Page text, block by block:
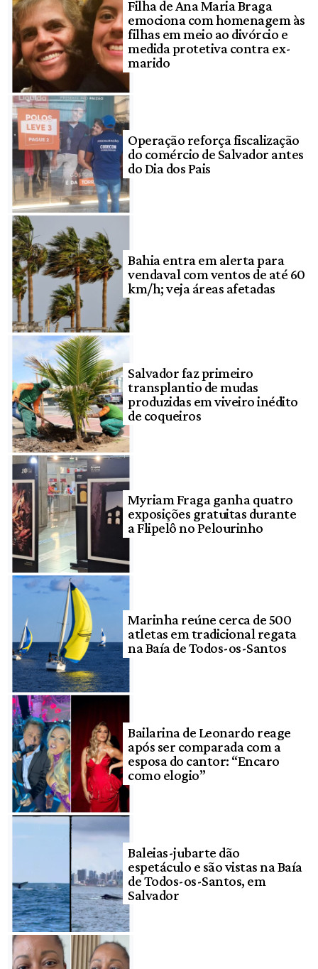
Filha de Ana Maria Braga
emociona com homenagem às
filhas em meio ao divórcio e
medida protetiva contra ex-
marido
Operação reforça fiscalização
do comércio de Salvador antes
do Dia dos Pais
Bahia entra em alerta para
vendaval com ventos de até 60
km/h; veja áreas afetadas
Salvador faz primeiro
transplantio de mudas
produzidas em viveiro inédito
de coqueiros
Myriam Fraga ganha quatro
exposições gratuitas durante
a Flipelô no Pelourinho
Marinha reúne cerca de 500
atletas em tradicional regata
na Baía de Todos-os-Santos
Bailarina de Leonardo reage
após ser comparada com a
esposa do cantor: “Encaro
como elogio”
Baleias-jubarte dão
espetáculo e são vistas na Baía
de Todos-os-Santos, em
Salvador